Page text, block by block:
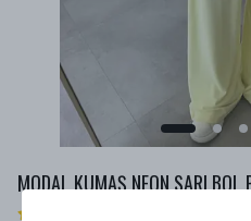
MODAL KUMAŞ NEON SARI BOL